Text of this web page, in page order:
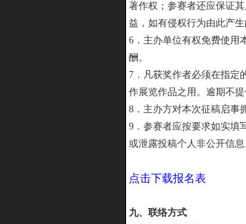
著作权；参赛者还应保证
益，如有侵权行为由此产生
6．主办单位有权免费使用
酬。
7．凡获奖作者必须在指定
作展览作品之用。逾期不
8．主办方对本次征稿启事
9．参赛者应按要求如实填
或泄露投稿个人非公开信息
点击下载报名表
九、联络方式